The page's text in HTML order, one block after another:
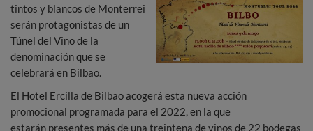
tintos y blancos de Monterrei
serán protagonistas de un
Túnel del Vino de la
denominación que se
celebrará en Bilbao.
El Hotel Ercilla de Bilbao acogerá esta nueva acción
promocional programada para el 2022, en la que
estarán presentes más de una treintena de vinos de 22 bodegas